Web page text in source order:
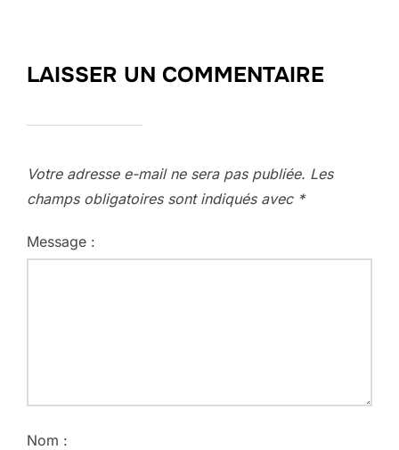
LAISSER UN COMMENTAIRE
Votre adresse e-mail ne sera pas publiée. Les
champs obligatoires sont indiqués avec *
Message :
Nom :